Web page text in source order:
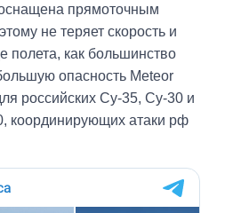
прямоточным
не теряет скорость и
полета, как большинство
опасность Meteor
российских Су-35, Су-30 и
координирующих атаки рф